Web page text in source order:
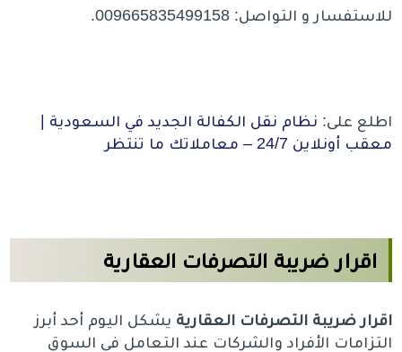
للاستفسار و التواصل: 009665835499158.
اطلع على: نظام نقل الكفالة الجديد في السعودية |
معقب أونلاين 24/7 – معاملاتك ما تنتظر
اقرار ضريبة التصرفات العقارية
اقرار ضريبة التصرفات العقارية يشكل اليوم أحد أبرز
التزامات الأفراد والشركات عند التعامل في السوق